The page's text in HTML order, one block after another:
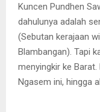
Kuncen Pundhen
dahulunya adalah
(Sebutan kerajaan
Blambangan). Tapi
menyingkir ke
Ngasem ini, hingga